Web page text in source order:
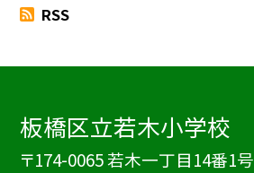
RSS
板橋区立若木小学校
〒174-0065 若木一丁目14番1号